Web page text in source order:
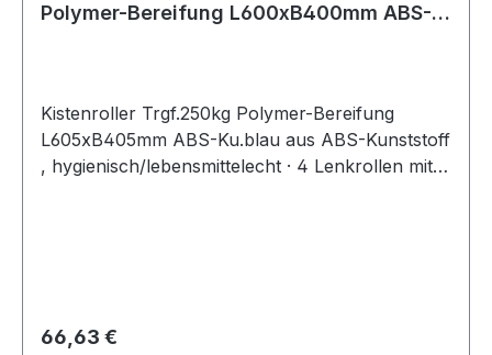
Polymer-Bereifung L600xB400mm ABS-
Kistenroller Trgf.250kg Polymer-Bereifung
L605xB405mm ABS-Ku.blau aus ABS-Kunststoff
, hygienisch/lebensmittelecht · 4 Lenkrollen mit
Regulärer Preis:
66,63 €